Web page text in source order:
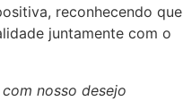
reconhecendo que
juntamente com o
nosso desejo